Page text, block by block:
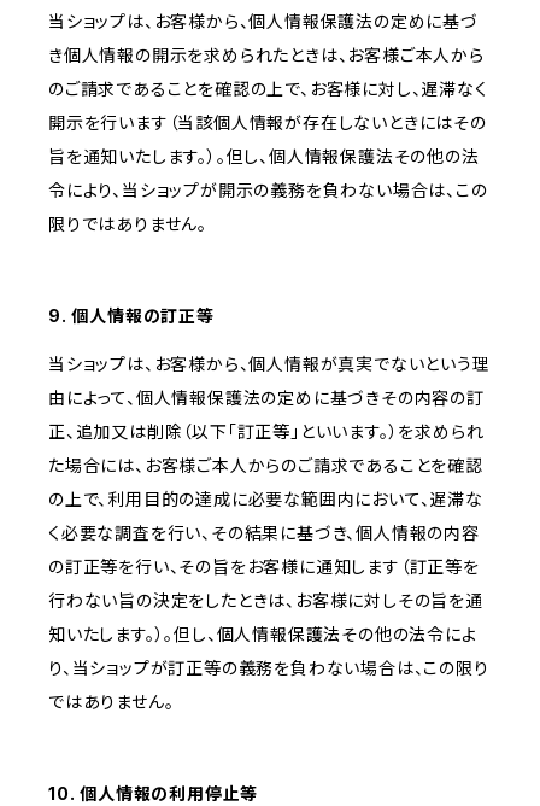
当ショップは、お客様から、個人情報保護法の定めに基づ
き個人情報の開示を求められたときは、お客様ご本人から
のご請求であることを確認の上で、お客様に対し、遅滞なく
開示を行います（当該個人情報が存在しないときにはその
旨を通知いたします。）。但し、個人情報保護法その他の法
令により、当ショップが開示の義務を負わない場合は、この
限りではありません。
9. 個人情報の訂正等
当ショップは、お客様から、個人情報が真実でないという理
由によって、個人情報保護法の定めに基づきその内容の訂
正、追加又は削除（以下「訂正等」といいます。）を求められ
た場合には、お客様ご本人からのご請求であることを確認
の上で、利用目的の達成に必要な範囲内において、遅滞な
く必要な調査を行い、その結果に基づき、個人情報の内容
の訂正等を行い、その旨をお客様に通知します（訂正等を
行わない旨の決定をしたときは、お客様に対しその旨を通
知いたします。）。但し、個人情報保護法その他の法令によ
り、当ショップが訂正等の義務を負わない場合は、この限り
ではありません。
10. 個人情報の利用停止等